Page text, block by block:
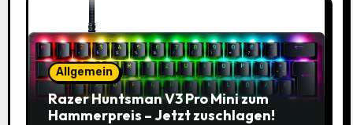
Allgemein
Razer Huntsman V3 Pro Mini zum
Hammerpreis – Jetzt zuschlagen!